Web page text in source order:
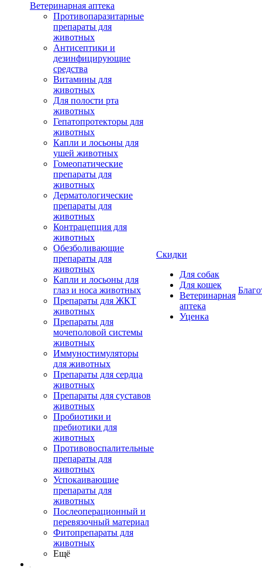
Ветеринарная аптека
Противопаразитарные
препараты для
животных
Антисептики и
дезинфицирующие
средства
Витамины для
животных
Для полости рта
животных
Гепатопротекторы для
животных
Капли и лосьоны для
ушей животных
Гомеопатические
препараты для
животных
Дерматологические
препараты для
животных
Контрацепция для
животных
Обезболивающие
препараты для
животных
Капли и лосьоны для
глаз и носа животных
Препараты для ЖКТ
животных
Препараты для
мочеполовой системы
животных
Иммуностимуляторы
для животных
Препараты для сердца
животных
Препараты для суставов
животных
Пробиотики и
пребиотики для
животных
Противовоспалительные
препараты для
животных
Успокаивающие
препараты для
животных
Послеоперационный и
перевязочный материал
Фитопрепараты для
животных
Ещё
Скидки
Для собак
Для кошек
Ветеринарная
аптека
Уценка